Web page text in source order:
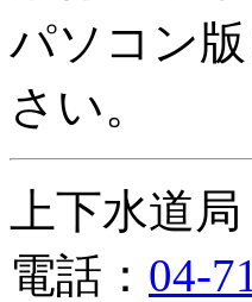
パソコン
さい。
上下水道
電話： 04-